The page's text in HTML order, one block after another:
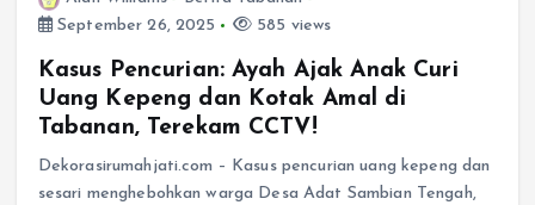
September 26, 2025
585 views
Kasus Pencurian: Ayah Ajak Anak Curi
Uang Kepeng dan Kotak Amal di
Tabanan, Terekam CCTV!
Dekorasirumahjati.com – Kasus pencurian uang kepeng dan
sesari menghebohkan warga Desa Adat Sambian Tengah,